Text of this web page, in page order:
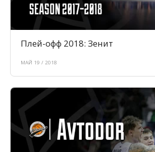
Плей-офф 2018: Зенит
МАЙ 19 / 2018